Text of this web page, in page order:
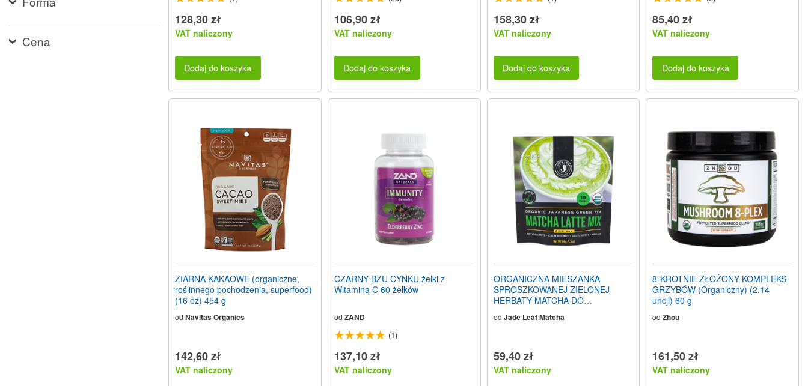
Cena
128,30 zł
VAT naliczony
Dodaj do koszyka
106,90 zł
VAT naliczony
Dodaj do koszyka
158,30 zł
VAT naliczony
Dodaj do koszyka
85,40 zł
VAT naliczony
Dodaj do koszyka
ZIARNA KAKAOWE (organiczne,
roślinnego pochodzenia, superfood)
(16 oz) 454 g
od Navitas Organics
142,60 zł
VAT naliczony
CZARNY BZU CYNKU żelki z
Witaminą C 60 żelków
od ZAND
(1)
137,10 zł
VAT naliczony
ORGANICZNA MIESZANKA
SPROSZKOWANEJ ZIELONEJ
HERBATY MATCHA DO
(Oryginalna) (3,5 uncji) 100 g
od Jade Leaf Matcha
59,40 zł
VAT naliczony
8-KROTNIE ZŁOŻONY KOMPLEKS
GRZYBÓW (Organiczny) (2,14
uncji) 60 g
od Zhou
161,50 zł
VAT naliczony